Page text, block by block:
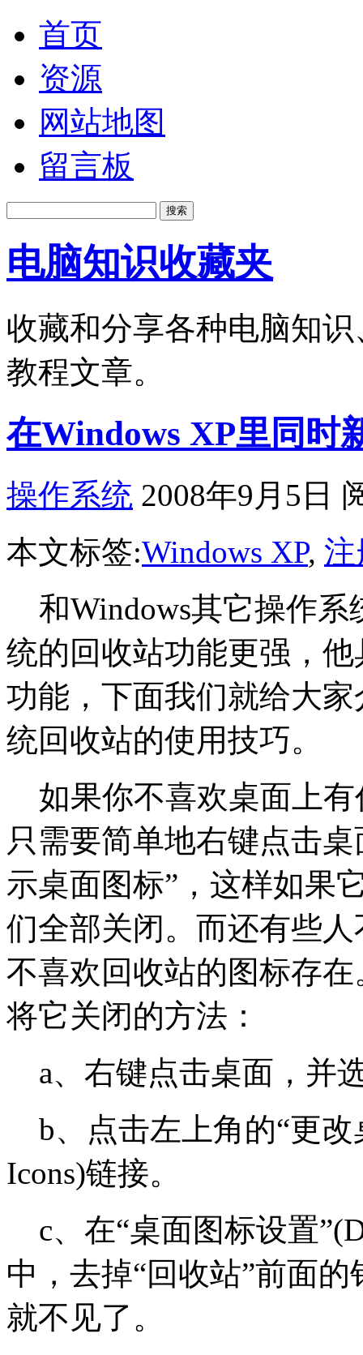
首页
资源
网站地图
留言板
电脑知识收藏夹
收藏和分享各种电脑知
教程文章。
在Windows XP里同时
操作系统 2008年9月5日
本文标签:Windows XP, 注
和Windows其它操作系
统的回收站功能更强，
功能，下面我们就给大家
统回收站的使用技巧。
如果你不喜欢桌面上有
只需要简单地右键点击
示桌面图标”，这样如果
们全部关闭。而还有些
不喜欢回收站的图标存
将它关闭的方法：
a、右键点击桌面，并
b、点击左上角的“更改
Icons)链接。
c、在“桌面图标设置
中，去掉“回收站”前面
就不见了。